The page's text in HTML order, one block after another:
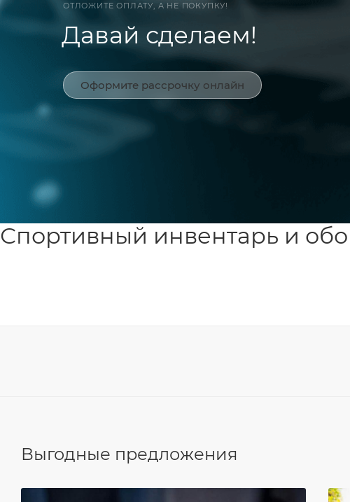
ОТЛОЖИТЕ ОПЛАТУ, А НЕ ПОКУПКУ!
Давай сделаем!
Оформите рассрочку онлайн
Спортивный инвентарь и
Выгодные предложения